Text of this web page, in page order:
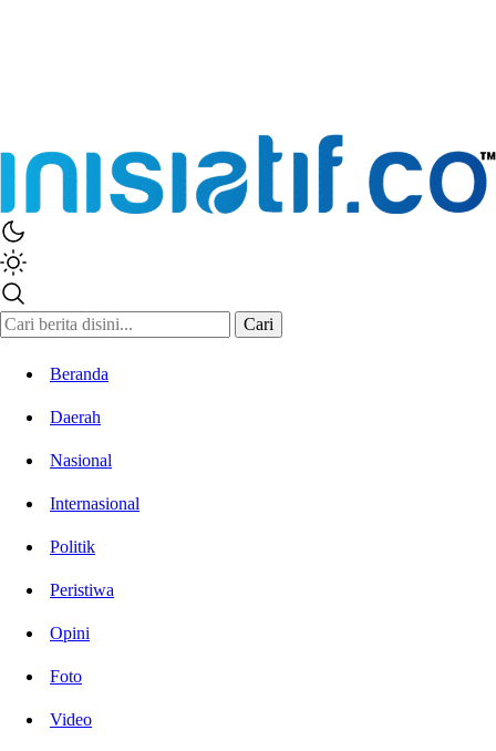
Inisiatif.co
Stay Connected Stay Informed
Cari
Beranda
Daerah
Nasional
Internasional
Politik
Peristiwa
Opini
Foto
Video